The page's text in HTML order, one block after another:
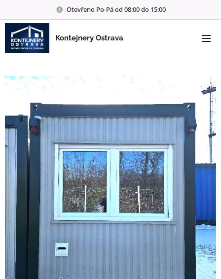
Otevřeno Po-Pá od 08:00 do 15:00
Kontejnery Ostrava